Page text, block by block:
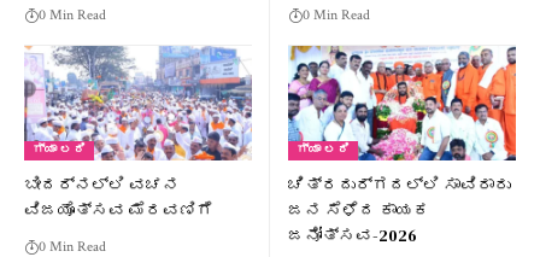
0 Min Read 0 Min Read
ಗ್ಯಾ ಲರಿ
ಬೀದರ್‌ನಲ್ಲಿ ವಚನ
ವಿಜಯೊತ್ಸವ ಮೆರವಣಿಗೆ
0 Min Read
ಗ್ಯಾ ಲರಿ
ಚಿತ್ರದುರ್ಗದಲ್ಲಿ ಸಾವಿರಾರು
ಜನ ಸೆಳೆದ ಕಾಯಕ
ಜನೋತ್ಸವ-2026